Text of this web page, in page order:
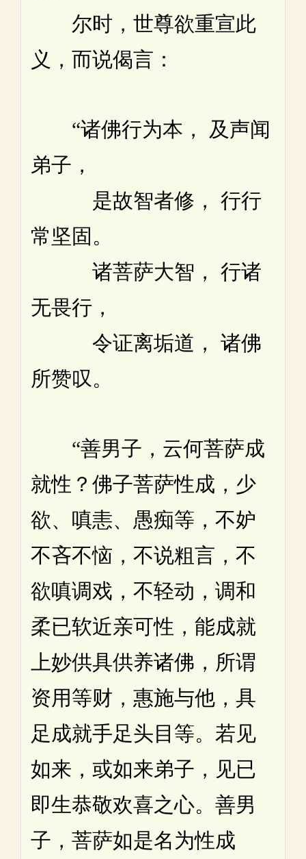
尔时，世尊欲重宣此
义，而说偈言：
“诸佛行为本， 及声闻
弟子，
是故智者修， 行行
常坚固。
诸菩萨大智， 行诸
无畏行，
令证离垢道， 诸佛
所赞叹。
“善男子，云何菩萨成
就性？佛子菩萨性成，少
欲、嗔恚、愚痴等，不妒
不吝不恼，不说粗言，不
欲嗔调戏，不轻动，调和
柔已软近亲可性，能成就
上妙供具供养诸佛，所谓
资用等财，惠施与他，具
足成就手足头目等。若见
如来，或如来弟子，见已
即生恭敬欢喜之心。善男
子，菩萨如是名为性成